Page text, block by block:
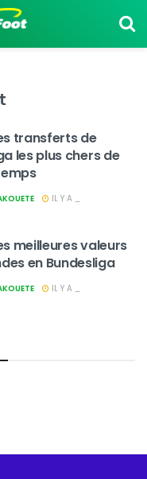
transferts de
les plus chers de
IL Y A _
meilleures valeurs
en Bundesliga
IL Y A _